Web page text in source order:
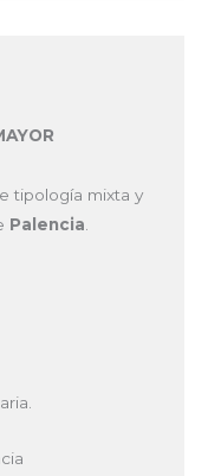
tipología mixta y
Palencia.